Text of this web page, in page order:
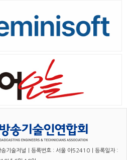
기술저널｜등록번호 : 서울 아52410｜등록일자 :